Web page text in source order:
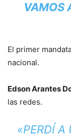
VAMOS
El primer
nacional.
Edson Arantes
las redes.
«PERDÍ